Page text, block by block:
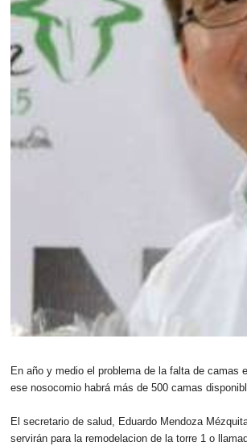
En año y medio el problema de la falta de camas
ese nosocomio habrá más de 500 camas
El secretario de salud, Eduardo Mendoza
servirán para la remodelacion de la torre 1 o